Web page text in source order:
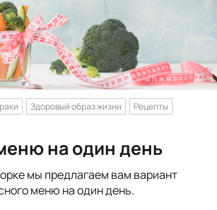
Здоровый образ жизни
Рецепты
на один день
мы предлагаем вам вариант
меню на один день.